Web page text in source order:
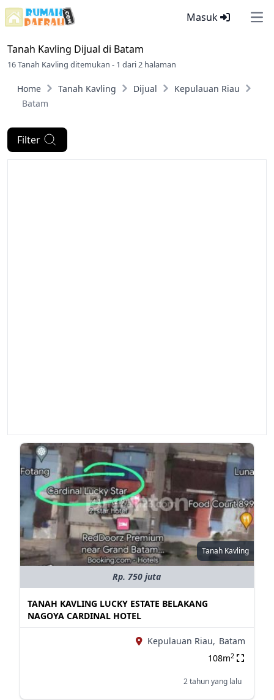
Masuk
Tanah Kavling Dijual di Batam
16 Tanah Kavling ditemukan - 1 dari 2 halaman
Home Tanah Kavling Dijual
Kepulauan Riau
Batam
Filter
Tanah Kavling
Rp. 750 juta
TANAH KAVLING LUCKY ESTATE BELAKANG
NAGOYA CARDINAL HOTEL
Kepulauan Riau, Batam
108m2
2 tahun yang lalu